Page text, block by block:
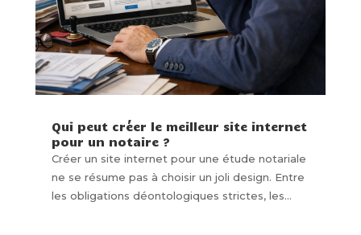
Qui peut créer le meilleur site internet
pour un notaire ?
Créer un site internet pour une étude notariale
ne se résume pas à choisir un joli design. Entre
les obligations déontologiques strictes, les...